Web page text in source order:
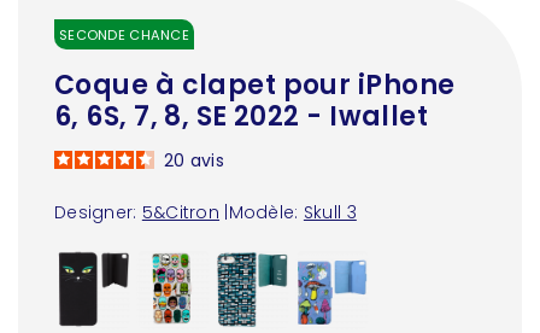
SECONDE CHANCE
Coque à clapet pour iPhone
6, 6S, 7, 8, SE 2022 - Iwallet
Designer: 5&Citron Modèle: Skull 3
20 avis